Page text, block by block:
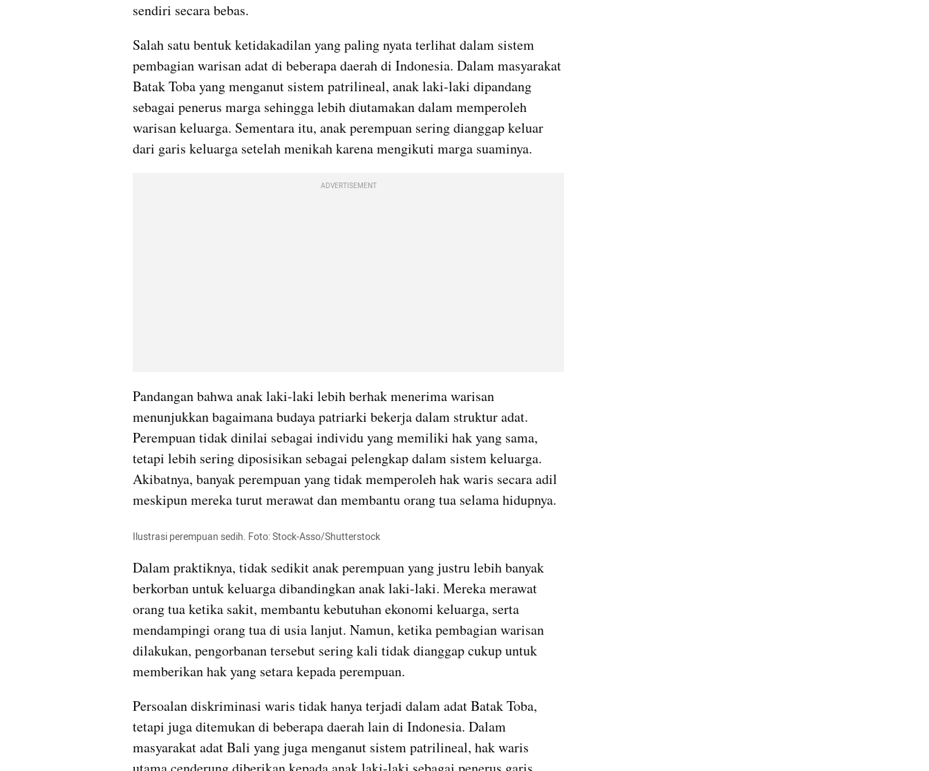
sendiri secara bebas.
Salah satu bentuk ketidakadilan yang paling nyata terlihat dalam sistem
pembagian warisan adat di beberapa daerah di Indonesia. Dalam masyarakat
Batak Toba yang menganut sistem patrilineal, anak laki-laki dipandang
sebagai penerus marga sehingga lebih diutamakan dalam memperoleh
warisan keluarga. Sementara itu, anak perempuan sering dianggap keluar
dari garis keluarga setelah menikah karena mengikuti marga suaminya.
ADVERTISEMENT
Pandangan bahwa anak laki-laki lebih berhak menerima warisan
menunjukkan bagaimana budaya patriarki bekerja dalam struktur adat.
Perempuan tidak dinilai sebagai individu yang memiliki hak yang sama,
tetapi lebih sering diposisikan sebagai pelengkap dalam sistem keluarga.
Akibatnya, banyak perempuan yang tidak memperoleh hak waris secara adil
meskipun mereka turut merawat dan membantu orang tua selama hidupnya.
Ilustrasi perempuan sedih. Foto: Stock-Asso/Shutterstock
Dalam praktiknya, tidak sedikit anak perempuan yang justru lebih banyak
berkorban untuk keluarga dibandingkan anak laki-laki. Mereka merawat
orang tua ketika sakit, membantu kebutuhan ekonomi keluarga, serta
mendampingi orang tua di usia lanjut. Namun, ketika pembagian warisan
dilakukan, pengorbanan tersebut sering kali tidak dianggap cukup untuk
memberikan hak yang setara kepada perempuan.
Persoalan diskriminasi waris tidak hanya terjadi dalam adat Batak Toba,
tetapi juga ditemukan di beberapa daerah lain di Indonesia. Dalam
masyarakat adat Bali yang juga menganut sistem patrilineal, hak waris